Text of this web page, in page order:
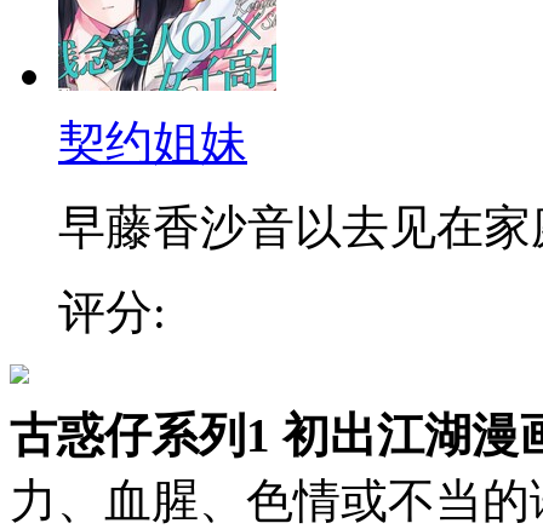
契约姐妹
早藤香沙音以去见在家
评分:
古惑仔系列1 初出江湖漫
力、血腥、色情或不当